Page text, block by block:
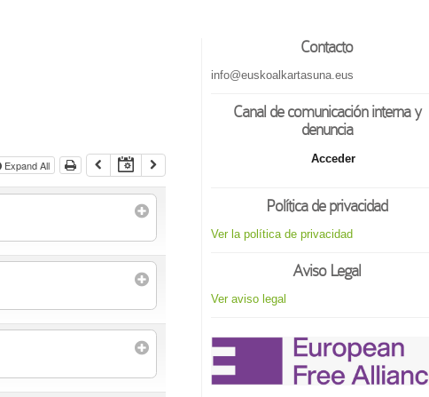
Expand All
Contacto
info@euskoalkartasuna.eus
Canal de comunicación interna y
denuncia
Acceder
Política de privacidad
Ver la política de privacidad
Aviso Legal
Ver aviso legal